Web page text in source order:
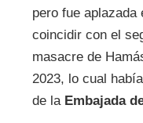
pero fue aplazada
coincidir con el
masacre de
2023, lo cual
de la Embajada